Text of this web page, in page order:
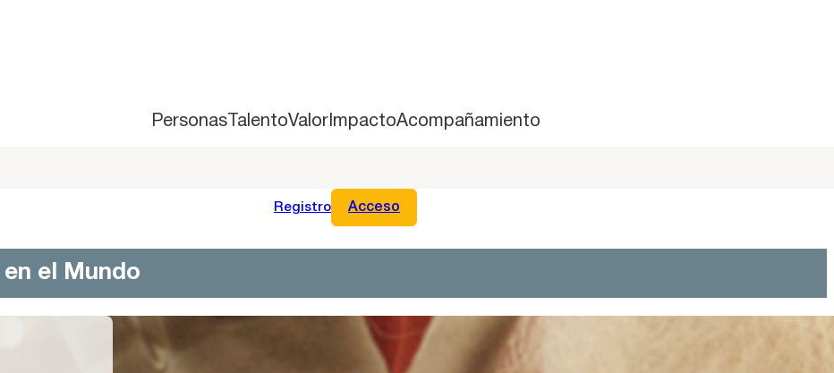
PersonasTalentoValorImpactoAcompañamiento
Registro Acceso
el Mundo